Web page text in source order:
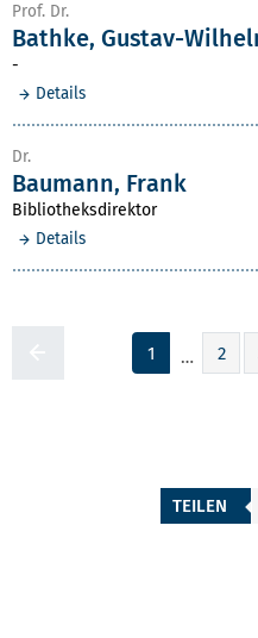
Prof. Dr.
Bathke, Gustav-
-
Details
Dr.
Baumann, Frank
Bibliotheksdirektor
Details
Zur voherigen Seite
1 … 2
TEILEN